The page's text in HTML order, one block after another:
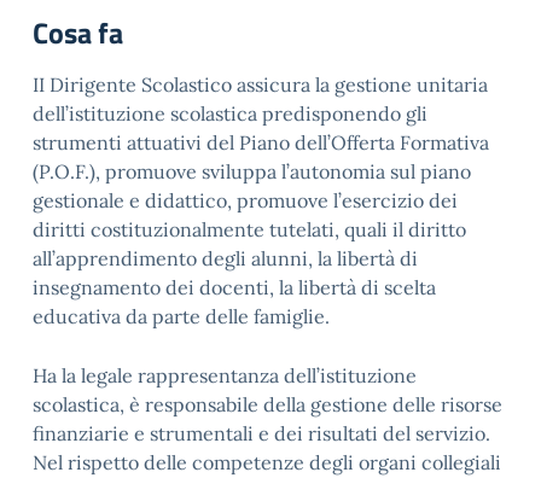
Cosa fa
II Dirigente Scolastico assicura la gestione unitaria
dell’istituzione scolastica predisponendo gli
strumenti attuativi del Piano dell’Offerta Formativa
(P.O.F.), promuove sviluppa l’autonomia sul piano
gestionale e didattico, promuove l’esercizio dei
diritti costituzionalmente tutelati, quali il diritto
all’apprendimento degli alunni, la libertà di
insegnamento dei docenti, la libertà di scelta
educativa da parte delle famiglie.
Ha la legale rappresentanza dell’istituzione
scolastica, è responsabile della gestione delle risorse
finanziarie e strumentali e dei risultati del servizio.
Nel rispetto delle competenze degli organi collegiali